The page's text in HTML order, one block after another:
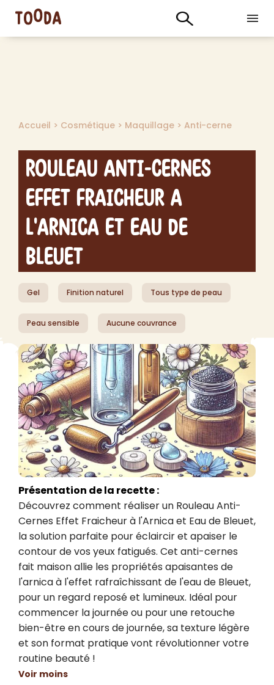
Accueil > Cosmétique > Maquillage > Anti-cerne
Rouleau Anti-Cernes
Effet Fraicheur a
l'Arnica et Eau de
Bleuet
Gel Finition naturel Tous type de peau
Peau sensible Aucune couvrance
Présentation de la recette :
Découvrez comment réaliser un Rouleau Anti-
Cernes Effet Fraicheur à l'Arnica et Eau de Bleuet,
la solution parfaite pour éclaircir et apaiser le
contour de vos yeux fatigués. Cet anti-cernes
fait maison allie les propriétés apaisantes de
l'arnica à l'effet rafraîchissant de l'eau de Bleuet,
pour un regard reposé et lumineux. Idéal pour
commencer la journée ou pour une retouche
bien-être en cours de journée, sa texture légère
et son format pratique vont révolutionner votre
routine beauté !
Voir moins